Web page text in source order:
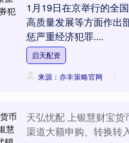
1月19日在京举行的全
高质量发展等方面作出
惩严重经济犯罪....
启天配资
来源：亦丰策略官网
天弘忧配 上银慧财宝
渠道大额申购、转换转
14110.12 -34.08 -